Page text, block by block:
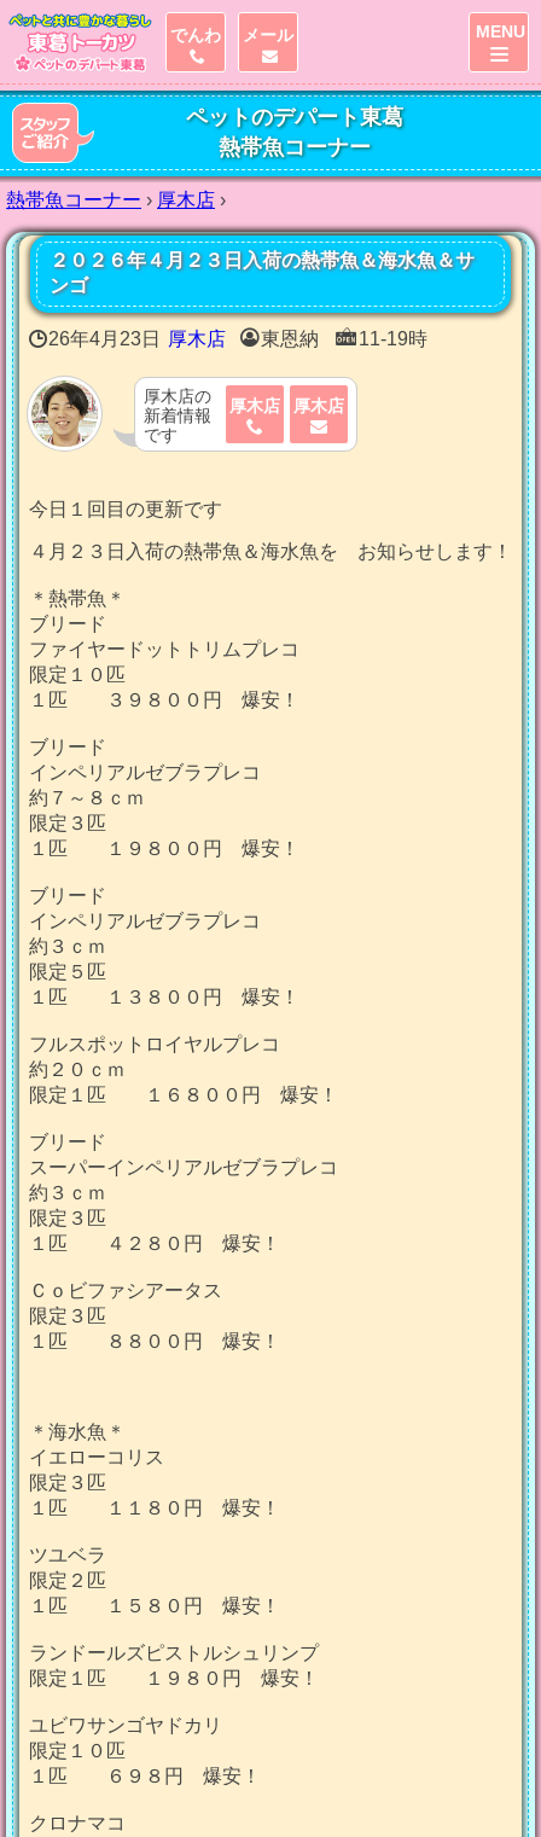
ペットのデパート東葛
熱帯魚コーナー
熱帯魚コーナー › 厚木店 ›
２０２６年４月２３日入荷の熱帯魚＆海水魚＆サ
ンゴ
26年4月23日 厚木店 東恩納 11-19時
厚木店の
新着情報
です
厚木店 厚木店
今日１回目の更新です
４月２３日入荷の熱帯魚＆海水魚を お知らせします！
＊熱帯魚＊
ブリード
ファイヤードットトリムプレコ
限定１０匹
１匹 ３９８００円 爆安！
ブリード
インペリアルゼブラプレコ
約７～８ｃｍ
限定３匹
１匹 １９８００円 爆安！
ブリード
インペリアルゼブラプレコ
約３ｃｍ
限定５匹
１匹 １３８００円 爆安！
フルスポットロイヤルプレコ
約２０ｃｍ
限定１匹 １６８００円 爆安！
ブリード
スーパーインペリアルゼブラプレコ
約３ｃｍ
限定３匹
１匹 ４２８０円 爆安！
Ｃｏビファシアータス
限定３匹
１匹 ８８００円 爆安！
＊海水魚＊
イエローコリス
限定３匹
１匹 １１８０円 爆安！
ツユベラ
限定２匹
１匹 １５８０円 爆安！
ランドールズピストルシュリンプ
限定１匹 １９８０円 爆安！
ユビワサンゴヤドカリ
限定１０匹
１匹 ６９８円 爆安！
クロナマコ
でんわ メール MENU